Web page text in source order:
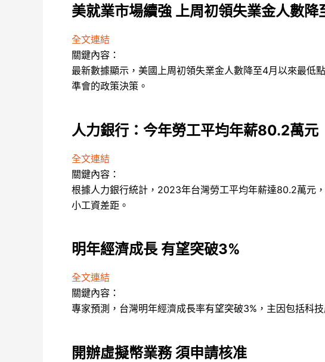
美就業市場續強 上周初領失業金人數降
全文連結
關鍵內容：
最新數據顯示，美國上周初領失業金人數降至4月以來最低
準會的政策決策。
人力銀行：今年勞工平均年薪80.2萬元
全文連結
關鍵內容：
根據人力銀行統計，2023年台灣勞工平均年薪達80.2萬元
小工資差距。
明年經濟成長 有望突破3%
全文連結
關鍵內容：
專家預測，台灣明年經濟成長率有望突破3%，主因包括科
開辦虛擬幣業務 須申請核准